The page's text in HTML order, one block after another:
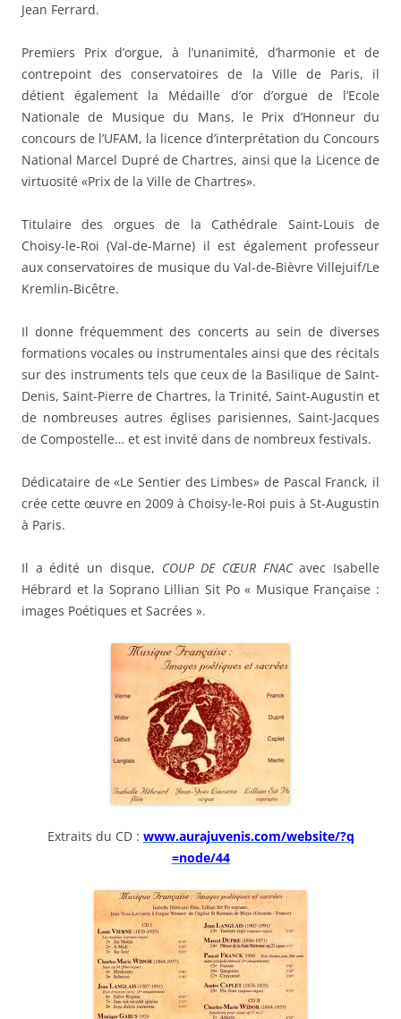
Jean Ferrard.
Premiers Prix d’orgue, à l’unanimité, d’harmonie et de
contrepoint des conservatoires de la Ville de Paris, il
détient également la Médaille d’or d’orgue de l’Ecole
Nationale de Musique du Mans, le Prix d’Honneur du
concours de l’UFAM, la licence d’interprétation du Concours
National Marcel Dupré de Chartres, ainsi que la Licence de
virtuosité «Prix de la Ville de Chartres».
Titulaire des orgues de la Cathédrale Saint-Louis de
Choisy-le-Roi (Val-de-Marne) il est également professeur
aux conservatoires de musique du Val-de-Bièvre Villejuif/Le
Kremlin-Bicêtre.
Il donne fréquemment des concerts au sein de diverses
formations vocales ou instrumentales ainsi que des récitals
sur des instruments tels que ceux de la Basilique de SaInt-
Denis, Saint-Pierre de Chartres, la Trinité, Saint-Augustin et
de nombreuses autres églises parisiennes, Saint-Jacques
de Compostelle… et est invité dans de nombreux festivals.
Dédicataire de «Le Sentier des Limbes» de Pascal Franck, il
crée cette œuvre en 2009 à Choisy-le-Roi puis à St-Augustin
à Paris.
Il a édité un disque, COUP DE CŒUR FNACavec Isabelle
Hébrard et la Soprano Lillian Sit Po « Musique Française :
images Poétiques et Sacrées ».
Extraits du CD : www.aurajuvenis.com/website/?q
=node/44